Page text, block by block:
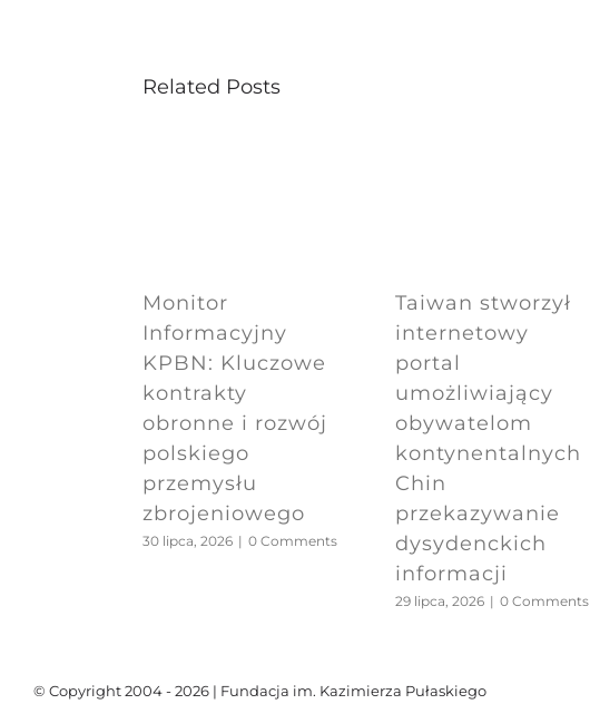
Related Posts
Monitor
Informacyjny
KPBN: Kluczowe
kontrakty
obronne i rozwój
polskiego
przemysłu
zbrojeniowego
30 lipca, 2026 | 0 Comments
Taiwan stworzył
internetowy
portal
umożliwiający
obywatelom
kontynentalnych
Chin
przekazywanie
dysydenckich
informacji
29 lipca, 2026 | 0 Comments
© Copyright 2004 - 2026 | Fundacja im. Kazimierza Pułaskiego